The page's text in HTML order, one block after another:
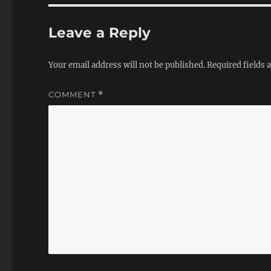
留下长长的影子和吞
Leave a Reply
Your email address will not be published.Required fields
COMMENT *